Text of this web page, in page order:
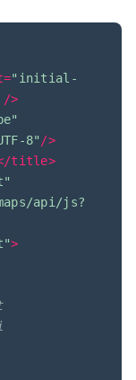
="initial-
/>
8"/>
title>
api/js?
>